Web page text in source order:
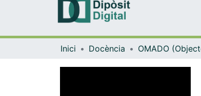
Inici Docència